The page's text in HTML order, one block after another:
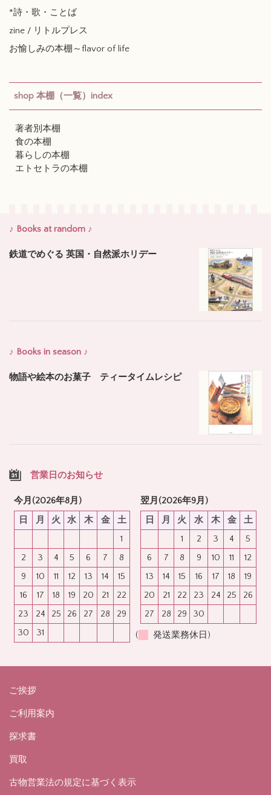
*詩・歌・ことば
zine / リトルプレス
お愉しみの本棚～flavor of life
shop 本棚（一覧）index
著者別本棚
食の本棚
暮らしの本棚
エトセトラの本棚
♪ Books at random ♪
鉄道でめぐる 英国・自然派ホリデー
♪ Books in season ♪
物語や絵本のお菓子 ティータイムレシピ
営業日のお知らせ
今月(2026年8月)
日
月 火 水 木 金
土
1
2
3 4 5 6 7
8
9
10 11 12 13 14
15
16
17 18 19 20 21
22
23
24 25 26 27 28
29
30
31
翌月(2026年9月)
日
月 火 水 木 金
土
1
2 3 4
5
6
7 8 9 10 11
12
13
14 15 16 17 18
19
20
21 22 23 24 25
26
27
28 29 30
( 発送業務休日)
ご挨拶
ご利用案内
探求書
買取
古物営業法の規定に基づく表示